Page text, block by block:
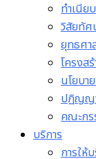
ทำเนีย
วิสัยทั
ยุทธศา
โครงส
นโยบา
ปฏิญญา
คณะกร
บริการ
การให้